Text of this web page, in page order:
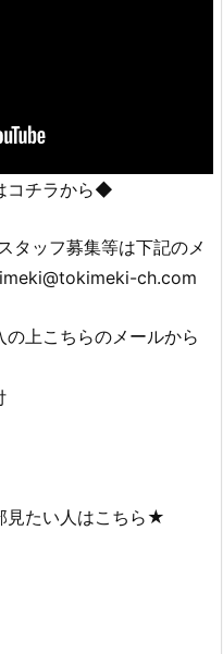
コチラから◆
タッフ募集等は下記のメ
ch.com
上こちらのメールから
見たい人はこちら★